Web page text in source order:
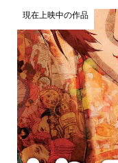
現在上映中の作品